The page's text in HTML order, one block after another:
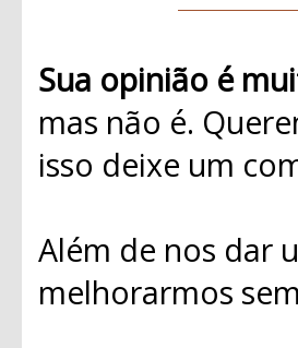
Sua opinião é
mas não é.
isso deixe um
Além de nos dar
melhorarmos